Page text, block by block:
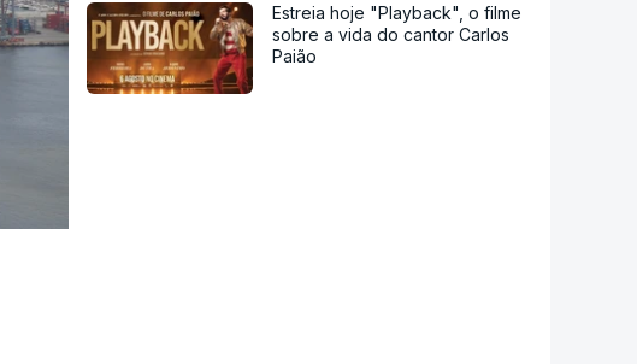
Estreia hoje "Playback", o filme
sobre a vida do cantor Carlos
Paião